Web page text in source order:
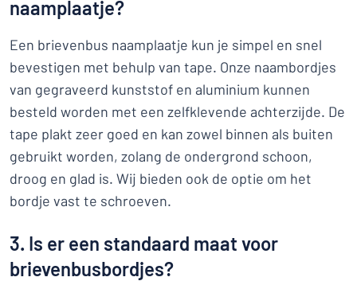
naamplaatje?
Een brievenbus naamplaatje kun je simpel en snel
bevestigen met behulp van tape. Onze naambordjes
van gegraveerd kunststof en aluminium kunnen
besteld worden met een zelfklevende achterzijde. De
tape plakt zeer goed en kan zowel binnen als buiten
gebruikt worden, zolang de ondergrond schoon,
droog en glad is. Wij bieden ook de optie om het
bordje vast te schroeven.
3. Is er een standaard maat voor
brievenbusbordjes?